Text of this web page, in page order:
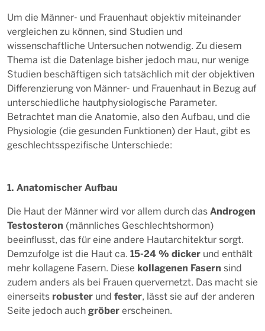
Um die Männer- und Frauenhaut objektiv miteinander
vergleichen zu können, sind Studien und
wissenschaftliche Untersuchen notwendig. Zu diesem
Thema ist die Datenlage bisher jedoch mau, nur wenige
Studien beschäftigen sich tatsächlich mit der objektiven
Differenzierung von Männer- und Frauenhaut in Bezug auf
unterschiedliche hautphysiologische Parameter.
Betrachtet man die Anatomie, also den Aufbau, und die
Physiologie (die gesunden Funktionen) der Haut, gibt es
geschlechtsspezifische Unterschiede:
1. Anatomischer Aufbau
Die Haut der Männer wird vor allem durch dasAndrogen
Testosteron (männliches Geschlechtshormon)
beeinflusst, das für eine andere Hautarchitektur sorgt.
Demzufolge ist die Haut ca. 15-24 % dicker und enthält
mehr kollagene Fasern. Diese kollagenen Fasern sind
zudem anders als bei Frauen quervernetzt. Das macht sie
einerseits robuster und fester, lässt sie auf der anderen
Seite jedoch auchgröbererscheinen.